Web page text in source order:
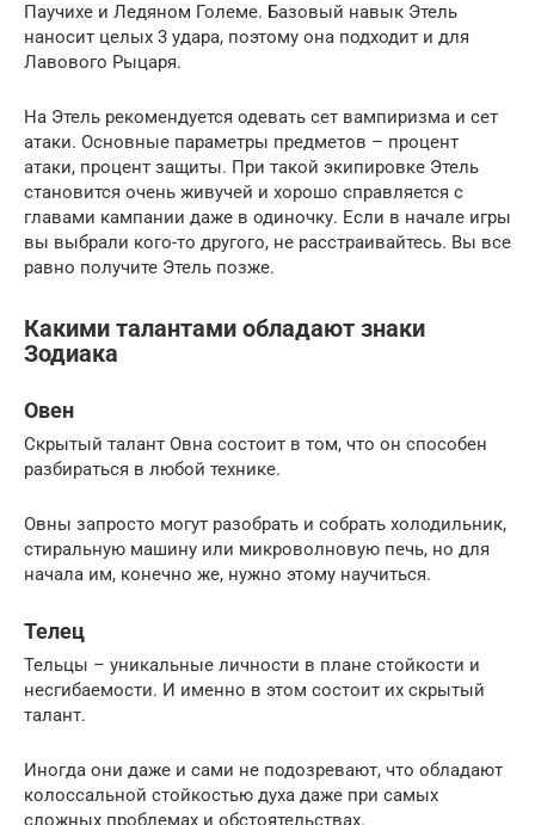
Паучихе и Ледяном Големе. Базовый навык Этель
наносит целых 3 удара, поэтому она подходит и для
Лавового Рыцаря.
На Этель рекомендуется одевать сет вампиризма и сет
атаки. Основные параметры предметов – процент
атаки, процент защиты. При такой экипировке Этель
становится очень живучей и хорошо справляется с
главами кампании даже в одиночку. Если в начале игры
вы выбрали кого-то другого, не расстраивайтесь. Вы все
равно получите Этель позже.
Какими талантами обладают знаки
Зодиака
Овен
Скрытый талант Овна состоит в том, что он способен
разбираться в любой технике.
Овны запросто могут разобрать и собрать холодильник,
стиральную машину или микроволновую печь, но для
начала им, конечно же, нужно этому научиться.
Телец
Тельцы – уникальные личности в плане стойкости и
несгибаемости. И именно в этом состоит их скрытый
талант.
Иногда они даже и сами не подозревают, что обладают
колоссальной стойкостью духа даже при самых
сложных проблемах и обстоятельствах.